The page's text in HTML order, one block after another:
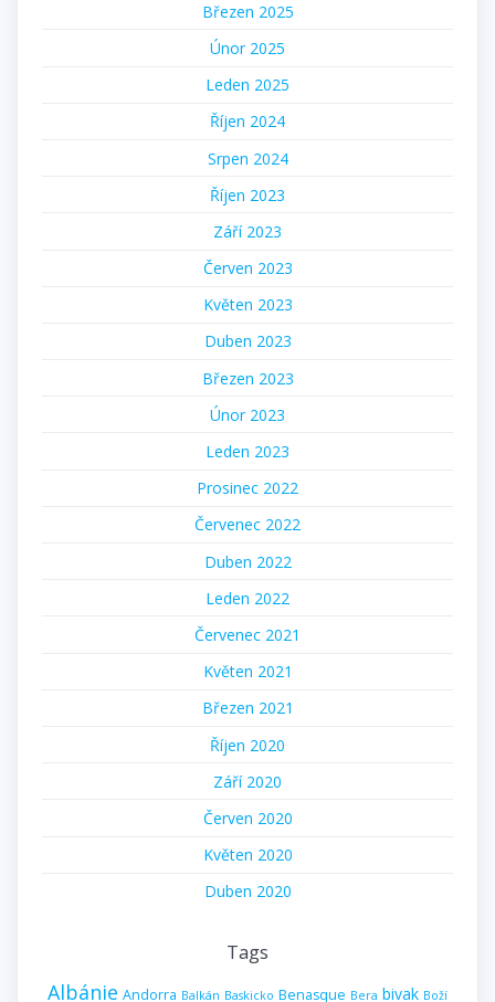
Březen 2025
Únor 2025
Leden 2025
Říjen 2024
Srpen 2024
Říjen 2023
Září 2023
Červen 2023
Květen 2023
Duben 2023
Březen 2023
Únor 2023
Leden 2023
Prosinec 2022
Červenec 2022
Duben 2022
Leden 2022
Červenec 2021
Květen 2021
Březen 2021
Říjen 2020
Září 2020
Červen 2020
Květen 2020
Duben 2020
Tags
Albánie Andorra Balkán Baskicko Benasque Bera bivak Boží